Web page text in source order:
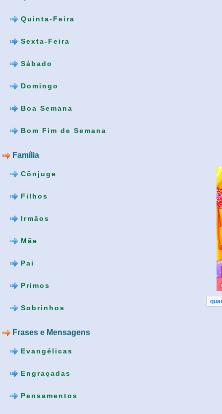
Quinta-Feira
Sexta-Feira
Sábado
Domingo
Boa Semana
Bom Fim de Semana
Família
Cônjuge
Filhos
Irmãos
Mãe
Pai
Primos
Sobrinhos
Frases e Mensagens
Evangélicas
Engraçadas
Pensamentos